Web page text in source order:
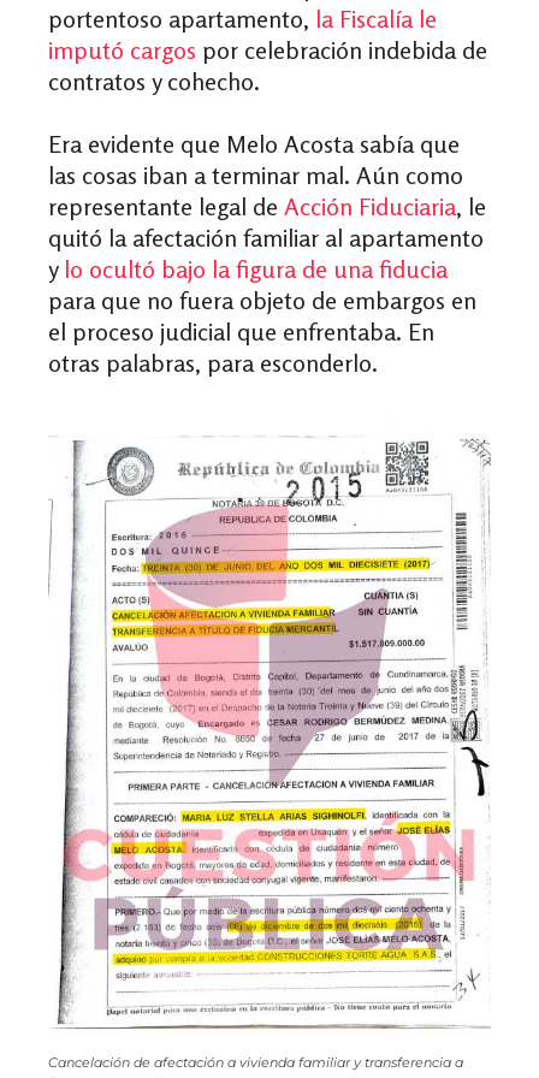
portentoso apartamento, la Fiscalía le
imputó cargos por celebración indebida de
contratos y cohecho.
Era evidente que Melo Acosta sabía que
las cosas iban a terminar mal. Aún como
representante legal de Acción Fiduciaria, le
quitó la afectación familiar al apartamento
y lo ocultó bajo la figura de una fiducia
para que no fuera objeto de embargos en
el proceso judicial que enfrentaba. En
otras palabras, para esconderlo.
Cancelación de afectación a vivienda familiar y transferencia a